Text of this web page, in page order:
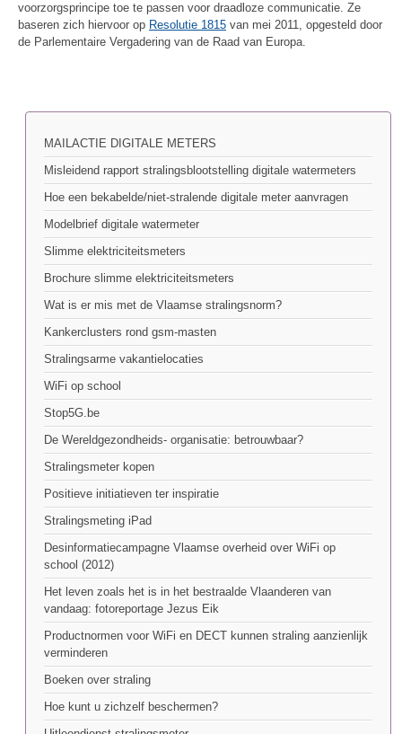
voorzorgsprincipe toe te passen voor draadloze communicatie. Ze
baseren zich hiervoor op Resolutie 1815 van mei 2011, opgesteld door
de Parlementaire Vergadering van de Raad van Europa.
MAILACTIE DIGITALE METERS
Misleidend rapport stralingsblootstelling digitale watermeters
Hoe een bekabelde/niet-stralende digitale meter aanvragen
Modelbrief digitale watermeter
Slimme elektriciteitsmeters
Brochure slimme elektriciteitsmeters
Wat is er mis met de Vlaamse stralingsnorm?
Kankerclusters rond gsm-masten
Stralingsarme vakantielocaties
WiFi op school
Stop5G.be
De Wereldgezondheids- organisatie: betrouwbaar?
Stralingsmeter kopen
Positieve initiatieven ter inspiratie
Stralingsmeting iPad
Desinformatiecampagne Vlaamse overheid over WiFi op
school (2012)
Het leven zoals het is in het bestraalde Vlaanderen van
vandaag: fotoreportage Jezus Eik
Productnormen voor WiFi en DECT kunnen straling aanzienlijk
verminderen
Boeken over straling
Hoe kunt u zichzelf beschermen?